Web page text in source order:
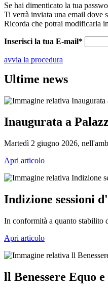
Se hai dimenticato la tua
Ti verrà inviata una email dove
Ricorda che potrai modificarla
Inserisci la tua E-mail*
avvia la procedura
Ultime news
Inaugurata a
Martedì 2 giugno 2026,
Apri articolo
Indizione sessioni
In conformità a quanto stabilito
Apri articolo
ll Benessere Equo